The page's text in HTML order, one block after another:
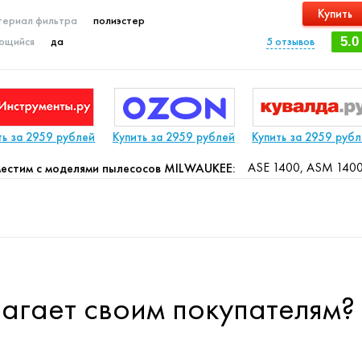
фильтра
полиэстер
да
Купить
5.0
5отзывов
за 2959 рублей Купить за 2959 рублей Купить за 2959
с моделями пылесосов MILWAUKEE: ASE 1400, ASM
своим покупателям?